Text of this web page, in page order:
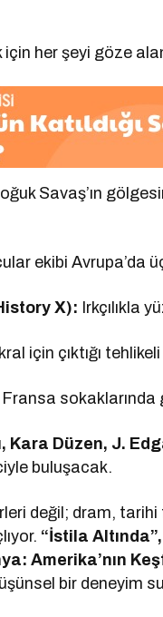
için her şeyi göze
Savaş’ın
ekibi Avrupa’da
X): Irkçılıkla
için çıktığı
Fransa
Düzen, J.
buluşacak.
değil; dram,
“İstila
Amerika’nın
bir deneyim